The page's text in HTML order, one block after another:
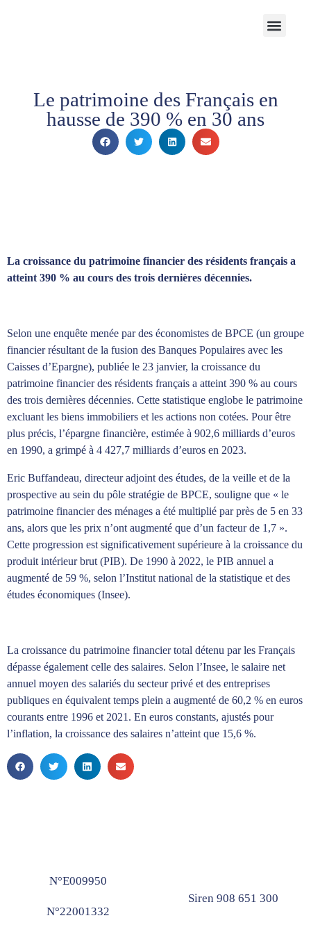
Le patrimoine des Français en
hausse de 390 % en 30 ans
La croissance du patrimoine financier des résidents français a
atteint 390 % au cours des trois dernières décennies.
Selon une enquête menée par des économistes de BPCE (un groupe
financier résultant de la fusion des Banques Populaires avec les
Caisses d’Epargne), publiée le 23 janvier, la croissance du
patrimoine financier des résidents français a atteint 390 % au cours
des trois dernières décennies. Cette statistique englobe le patrimoine
excluant les biens immobiliers et les actions non cotées. Pour être
plus précis, l’épargne financière, estimée à 902,6 milliards d’euros
en 1990, a grimpé à 4 427,7 milliards d’euros en 2023.
Eric Buffandeau, directeur adjoint des études, de la veille et de la
prospective au sein du pôle stratégie de BPCE, souligne que « le
patrimoine financier des ménages a été multiplié par près de 5 en 33
ans, alors que les prix n’ont augmenté que d’un facteur de 1,7 ».
Cette progression est significativement supérieure à la croissance du
produit intérieur brut (PIB). De 1990 à 2022, le PIB annuel a
augmenté de 59 %, selon l’Institut national de la statistique et des
études économiques (Insee).
La croissance du patrimoine financier total détenu par les Français
dépasse également celle des salaires. Selon l’Insee, le salaire net
annuel moyen des salariés du secteur privé et des entreprises
publiques en équivalent temps plein a augmenté de 60,2 % en euros
courants entre 1996 et 2021. En euros constants, ajustés pour
l’inflation, la croissance des salaires n’atteint que 15,6 %.
N°E009950
N°22001332
Siren 908 651 300